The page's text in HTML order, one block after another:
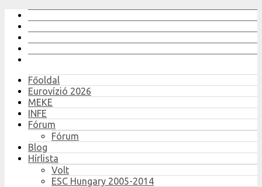
Főoldal
Eurovízió 2026
MEKE
INFE
Fórum
Fórum
Blog
Hírlista
Volt
ESC Hungary 2005-2014